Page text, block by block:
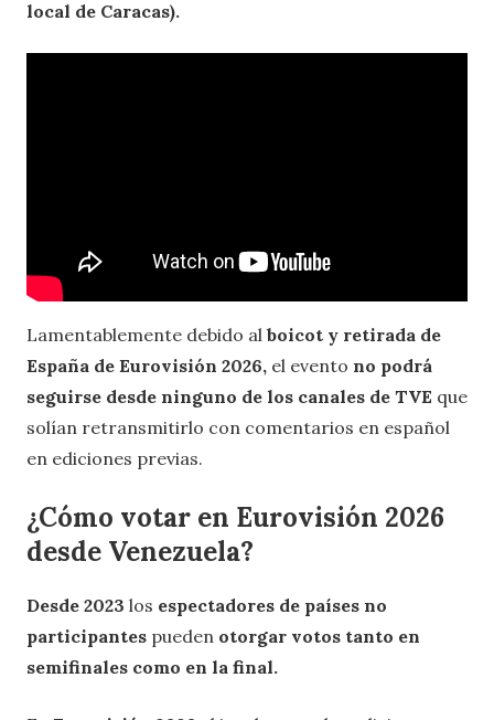
local de Caracas).
Lamentablemente debido al boicot y retirada de
España de Eurovisión 2026, el evento no podrá
seguirse desde ninguno de los canales de TVE que
solían retransmitirlo con comentarios en español
en ediciones previas.
¿Cómo votar en Eurovisión 2026
desde Venezuela?
Desde 2023 los espectadores de países no
participantes pueden otorgar votos tanto en
semifinales como en la final.